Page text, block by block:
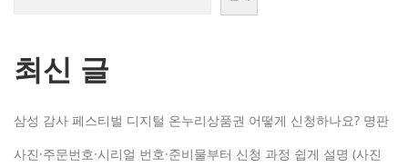
최신 글
삼성 감사 페스티벌 디지털 온누리상품권 어떻게 신청하나요? 명판
사진·주문번호·시리얼 번호·준비물부터 신청 과정 쉽게 설명 (사진